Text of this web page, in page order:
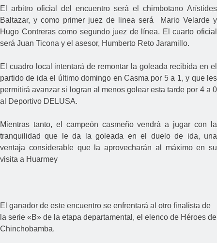
El arbitro oficial del encuentro será el chimbotano Arístides
Baltazar, y como primer juez de linea será Mario Velarde y
Hugo Contreras como segundo juez de línea. El cuarto oficial
será Juan Ticona y el asesor, Humberto Reto Jaramillo.
El cuadro local intentará de remontar la goleada recibida en el
partido de ida el último domingo en Casma por 5 a 1, y que les
permitirá avanzar si logran al menos golear esta tarde por 4 a 0
al Deportivo DELUSA.
Mientras tanto, el campeón casmeño vendrá a jugar con la
tranquilidad que le da la goleada en el duelo de ida, una
ventaja considerable que la aprovecharán al máximo en su
visita a Huarmey
El ganador de este encuentro se enfrentará al otro finalista de
la serie «B» de la etapa departamental, el elenco de Héroes de
Chinchobamba.